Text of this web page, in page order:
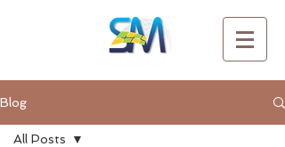
Blog
All Posts